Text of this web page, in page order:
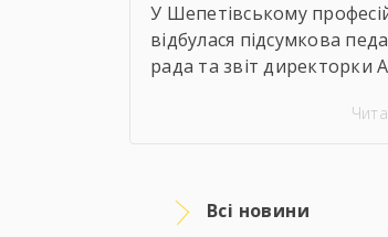
У Шепетівському
відбулася підсумкова
рада та звіт директорки
рік. 📊 Під час звіту було
педагогічного та
колективів, результати
Всі новини